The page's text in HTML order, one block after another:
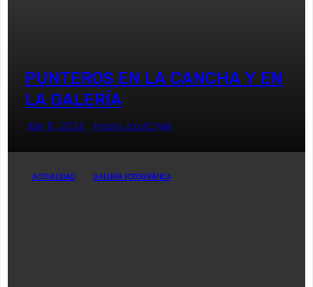
PUNTEROS EN LA CANCHA Y EN
LA GALERÍA
Abr 8, 2024 Radio AzulChile
ACTUALIDAD GALERÍA FOTOGRÁFICA